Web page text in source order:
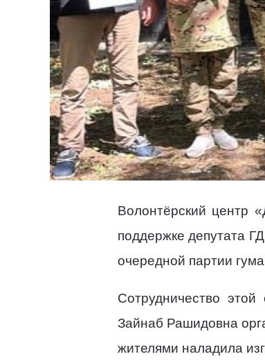
Волонтёрский центр
поддержке депутата
очередной партии
Сотрудничество
Зайнаб Рашидовна
жителями наладила